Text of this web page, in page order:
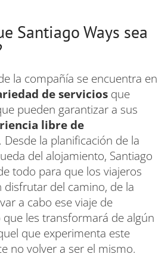
Santiago Ways sea
la compañía se encuentra en
de servicios que
pueden garantizar a sus
libre de
. Desde la planificación de la
del alojamiento, Santiago
todo para que los viajeros
disfrutar del camino, de la
a cabo ese viaje de
les transformará de algún
que experimenta este
no volver a ser el mismo.